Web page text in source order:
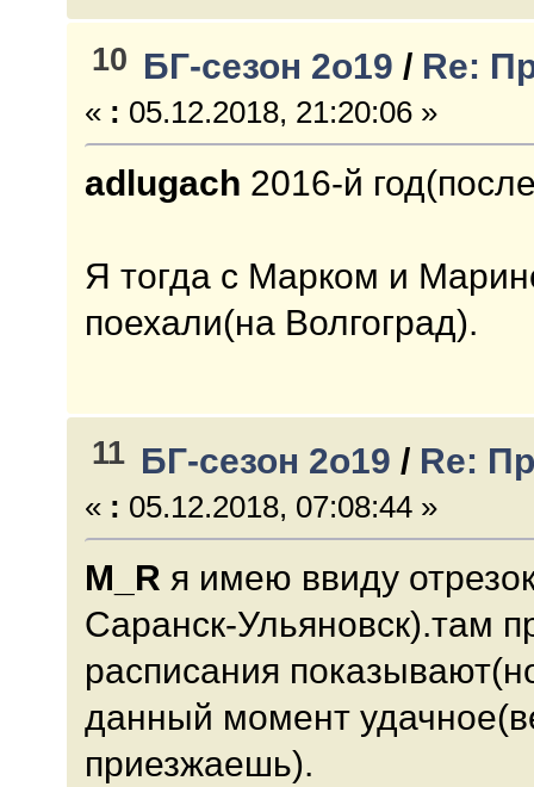
10 БГ-сезон 2о19 / Re:
« : 05.12.2018, 21:20:06 »
adlugach 2016-й
Я тогда с Марком и
поехали(на Волгоград).
11 БГ-сезон 2о19 / Re:
« : 05.12.2018, 07:08:44 »
M_R я имею ввиду
Саранск-Ульяновск).там
расписания
данный момент
приезжаешь).